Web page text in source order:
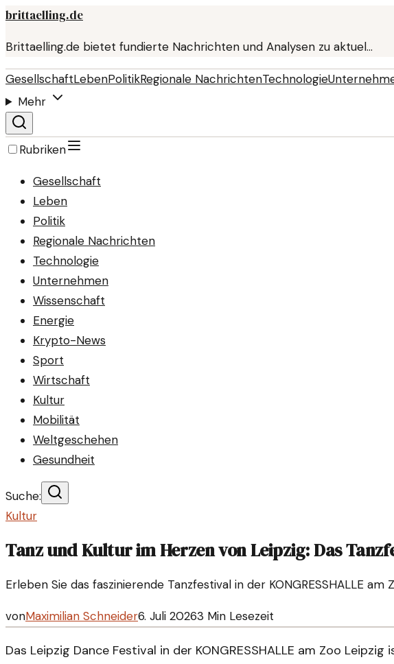
brittaelling.de
Brittaelling.de bietet fundierte Nachrichten und Analysen zu aktuel…
GesellschaftLebenPolitikRegionale NachrichtenTechnologie
Mehr
Rubriken
Gesellschaft
Leben
Politik
Regionale Nachrichten
Technologie
Unternehmen
Wissenschaft
Energie
Krypto-News
Sport
Wirtschaft
Kultur
Mobilität
Weltgeschehen
Gesundheit
Suche:
Kultur
Tanz und Kultur im Herzen von Leipzig: Das
Erleben Sie das faszinierende Tanzfestival in der KONGRESSHALLE
vonMaximilian Schneider6. Juli 20263 Min Lesezeit
Das Leipzig Dance Festival in der KONGRESSHALLE am Zoo